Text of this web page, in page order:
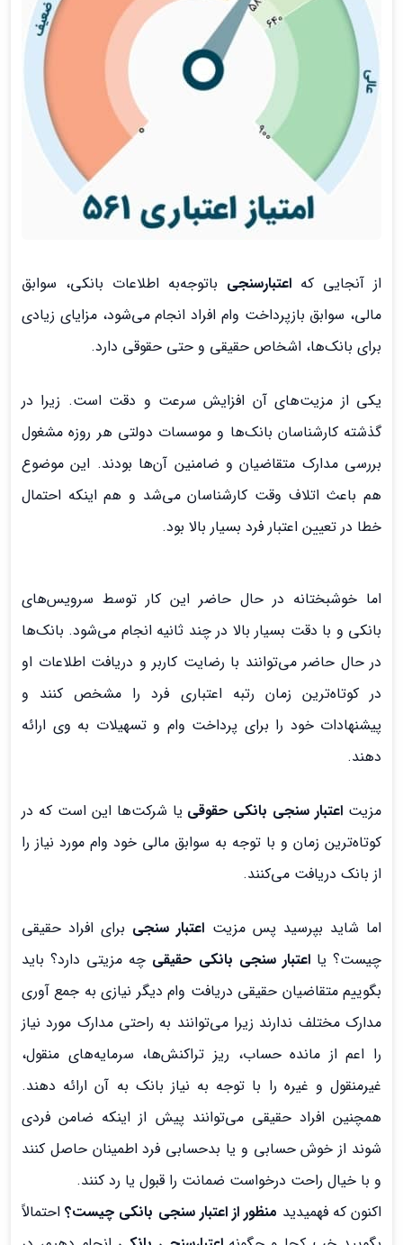
از آنجایی که اعتبارسنجی باتوجه‌به اطلاعات بانکی، سوابق
مالی، سوابق بازپرداخت وام افراد انجام می‌شود، مزایای زیادی
برای بانک‌ها، اشخاص حقیقی و حتی حقوقی دارد.
یکی از مزیت‌های آن افزایش سرعت و دقت است. زیرا در
گذشته کارشناسان بانک‌ها و موسسات دولتی هر روزه مشغول
بررسی مدارک متقاضیان و ضامنین آن‌ها بودند. این موضوع
هم باعث اتلاف وقت کارشناسان می‌شد و هم اینکه احتمال
خطا در تعیین اعتبار فرد بسیار بالا بود.
اما خوشبختانه در حال حاضر این کار توسط سرویس‌های
بانکی و با دقت بسیار بالا در چند ثانیه انجام می‌شود. بانک‌ها
در حال حاضر می‌توانند با رضایت کاربر و دریافت اطلاعات او
در کوتاه‌ترین زمان رتبه اعتباری فرد را مشخص کنند و
پیشنهادات خود را برای پرداخت وام و تسهیلات به وی ارائه
دهند.
مزیت اعتبار سنجی بانکی حقوقی یا شرکت‌ها این است که در
کوتاه‌ترین زمان و با توجه به سوابق مالی خود وام مورد نیاز را
از بانک دریافت می‌کنند.
اما شاید بپرسید پس مزیت اعتبار سنجی برای افراد حقیقی
چیست؟ یااعتبار سنجی بانکی حقیقی چه مزیتی دارد؟ باید
بگوییم متقاضیان حقیقی دریافت وام دیگر نیازی به جمع آوری
مدارک مختلف ندارند زیرا می‌توانند به راحتی مدارک مورد نیاز
را اعم از مانده حساب، ریز تراکنش‌ها، سرمایه‌های منقول،
غیرمنقول و غیره را با توجه به نیاز بانک به آن ارائه دهند.
همچنین افراد حقیقی می‌توانند پیش از اینکه ضامن فردی
شوند از خوش حسابی و یا بدحسابی فرد اطمینان حاصل کنند
و با خیال راحت درخواست ضمانت را قبول یا رد کنند.
اکنون که فهمیدید منظور از اعتبار سنجی بانکی چیست؟احتمالاً